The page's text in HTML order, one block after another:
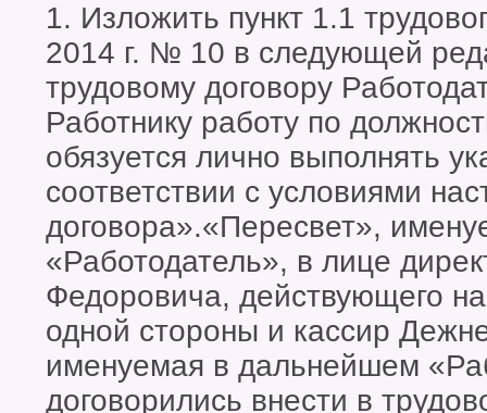
1. Изложить пункт 1.1
2014 г. № 10 в следующей
трудовому договору
Работнику работу по
обязуется лично выполнять
соответствии с условиями
договора».«Пересвет»,
«Работодатель», в лице
Федоровича, действующего
одной стороны и кассир
именуемая в дальнейшем
договорились внести в